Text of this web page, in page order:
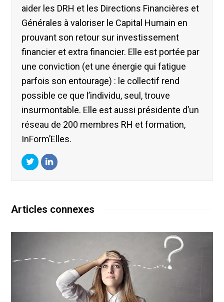
aider les DRH et les Directions Financières et
Générales à valoriser le Capital Humain en
prouvant son retour sur investissement
financier et extra financier. Elle est portée par
une conviction (et une énergie qui fatigue
parfois son entourage) : le collectif rend
possible ce que l’individu, seul, trouve
insurmontable. Elle est aussi présidente d’un
réseau de 200 membres RH et formation,
InForm’Elles.
TwitterLinkedIn
Articles connexes